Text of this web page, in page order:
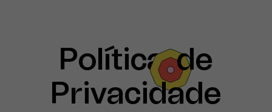
Política de
Privacidade